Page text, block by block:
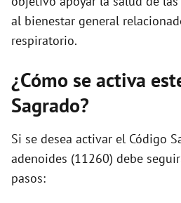
al bienestar general
respiratorio.
¿Cómo se activa
Sagrado?
Si se desea activar el Código
adenoides (11260) debe
pasos: